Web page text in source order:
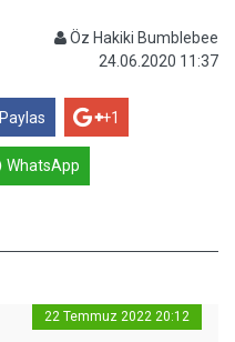
Öz Hakiki Bumblebee
24.06.2020 11:37
Paylas +1
WhatsApp
22 Temmuz 2022 20:12